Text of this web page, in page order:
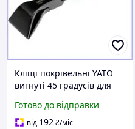
Кліщі покрівельні YATO
вигнуті 45 градусів для
оброблення металу 280
мм
Готово до відправки
від 192₴/міс